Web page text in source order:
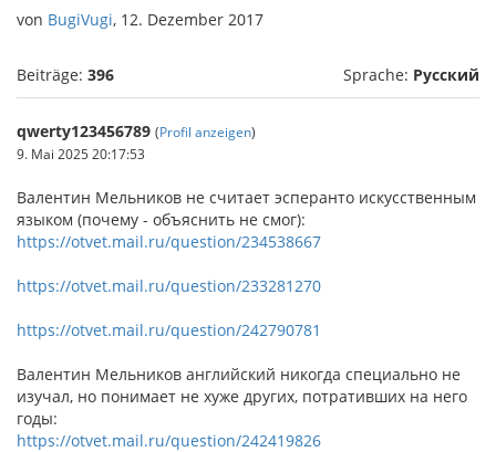
von BugiVugi, 12. Dezember 2017
Beiträge: 396 Sprache: Русский
qwerty123456789 (Profil anzeigen)
9. Mai 2025 20:17:53
Валентин Мельников не считает эсперанто искусственным
языком (почему - объяснить не смог):
https://otvet.mail.ru/question/234538667
https://otvet.mail.ru/question/233281270
https://otvet.mail.ru/question/242790781
Валентин Мельников английский никогда специально не
изучал, но понимает не хуже других, потративших на него
годы:
https://otvet.mail.ru/question/242419826